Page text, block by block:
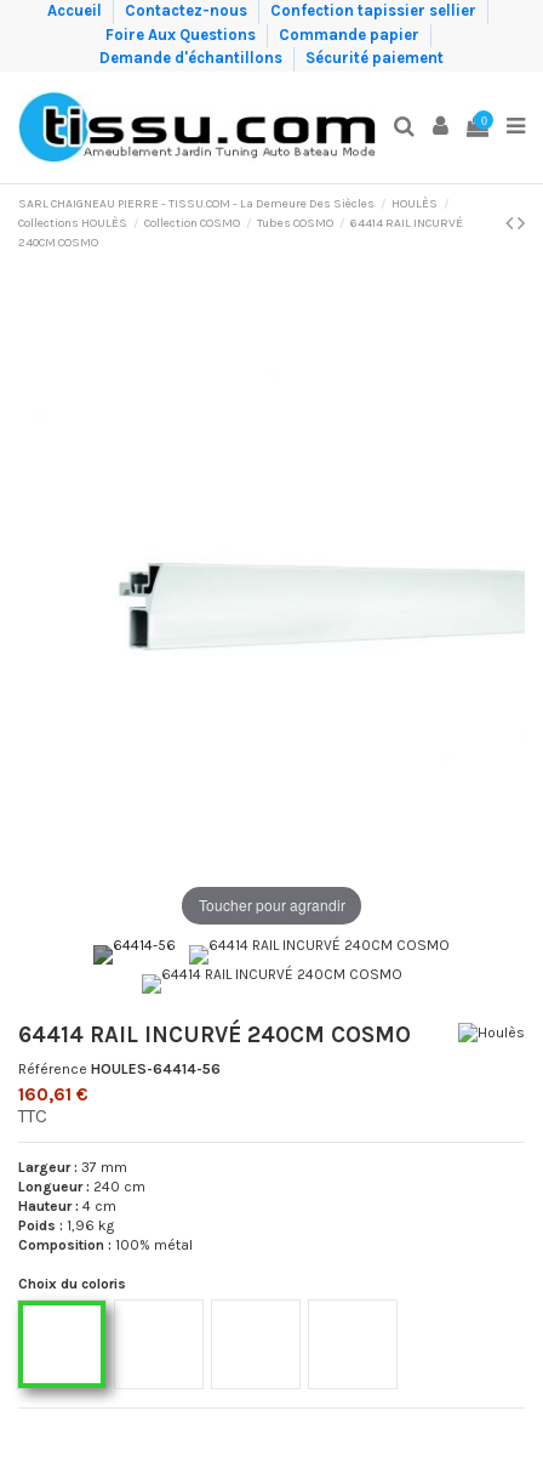
Accueil Contactez-nous
Confection tapissier sellier
Foire Aux Questions
Commande papier
Demande d'échantillons
Sécurité paiement
0
SARL CHAIGNEAU PIERRE - TISSU.COM - La Demeure Des Siècles
HOULÈS
Collections HOULÈS
Collection COSMO Tubes COSMO
64414 RAIL INCURVÉ
240CM COSMO
Toucher pour agrandir
64414 RAIL INCURVÉ 240CM COSMO
Référence HOULES-64414-56
160,61 €
TTC
Largeur : 37 mm
Longueur : 240 cm
Hauteur : 4 cm
Poids : 1,96 kg
Composition : 100% métal
Choix du coloris
64414-56 Laqué blanc